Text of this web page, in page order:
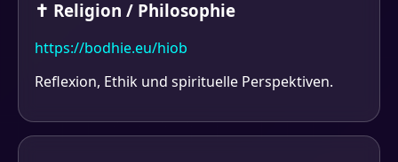
✝ Religion / Philosophie
https://bodhie.eu/hiob
Reflexion, Ethik und spirituelle Perspektiven.